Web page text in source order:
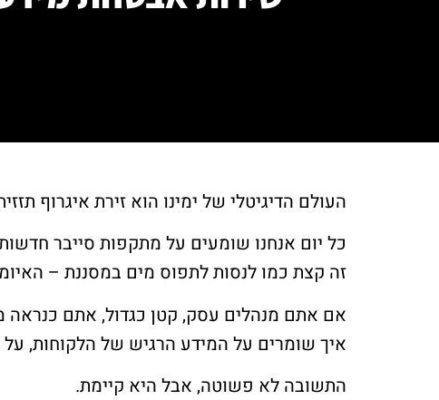
העולם הדיגיטלי של ימינו הוא זירת איגרוף
כל יום אנחנו שומעים על מתקפות סייבר
זה קצת כמו לנסות לתפוס מים במסננת –
אם אתם מנהלים עסק, קטן כגדול, אתם כנראה
איך שומרים על המידע הרגיש של הלקוחות, על
התשובה לא פשוטה, אבל היא קיימת.